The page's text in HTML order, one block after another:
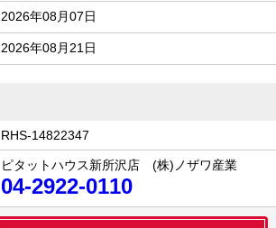
2026年08月07日
2026年08月21日
RHS-14822347
ピタットハウス新所沢店 (株)ノザワ産業
04-2922-0110